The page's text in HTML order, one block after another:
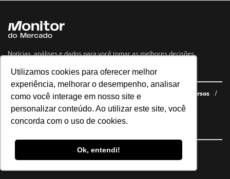
Utilizamos cookies para oferecer melhor
experiência, melhorar o desempenho, analisar
como você interage em nosso site e
personalizar conteúdo. Ao utilizar este site, você
concorda com o uso de cookies.
Ok, entendi!
Notícias, análises e dados para você tomar as melhores decisões.
Navegue no site
Últimas notícias Quem somos E-books gratuitos
Cursos
Política de privacidade